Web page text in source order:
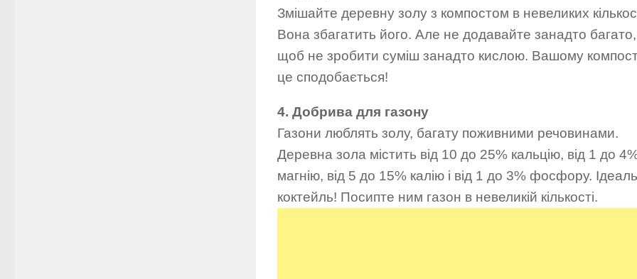
Змішайте деревну золу з компостом в невеликих
Вона збагатить його. Але не додавайте занадто багато,
щоб не зробити суміш занадто кислою. Вашому
це сподобається!
4. Добрива для газону
Газони люблять золу, багату поживними речовинами.
Деревна зола містить від 10 до 25% кальцію, від 1 до
магнію, від 5 до 15% калію і від 1 до 3% фосфору.
коктейль! Посипте ним газон в невеликій кількості.